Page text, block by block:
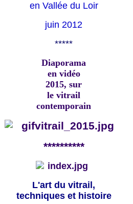
en Vallée du Loir
juin 2012
*****
Diaporama
en vidéo
2015, sur
le vitrail
contemporain
**********
L'art du vitrail,
techniques et histoire